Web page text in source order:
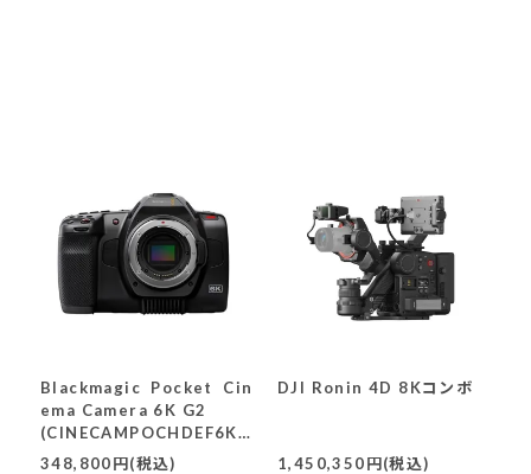
Blackmagic Pocket Cin
ema Camera 6K G2
(CINECAMPOCHDEF6K
2)
348,800円(税込)
DJI Ronin 4D 8Kコンボ
1,450,350円(税込)